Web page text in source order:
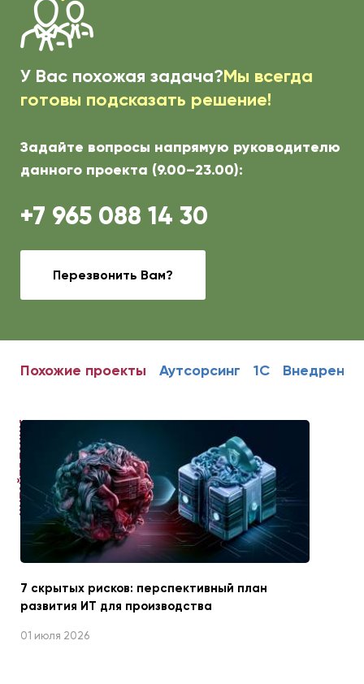
У Вас похожая задача?Мы всегда
готовы подсказать решение!
Задайте вопросы напрямую руководителю
данного проекта (9.00–23.00):
+7 965 088 14 30
Перезвонить Вам?
Похожие проекты Аутсорсинг 1С
ЧИТАЙТЕ ТАКЖЕ
7 скрытых рисков: перспективный план
развития ИТ для производства
01 июля 2026